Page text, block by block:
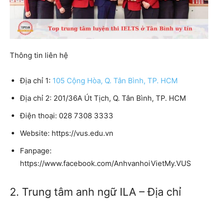
Thông tin liên hệ
Địa chỉ 1: 105 Cộng Hòa, Q. Tân Bình, TP. HCM
Địa chỉ 2: 201/36A Út Tịch, Q. Tân Bình, TP. HCM
Điện thoại: 028 7308 3333
Website: https://vus.edu.vn
Fanpage:
https://www.facebook.com/AnhvanhoiVietMy.VUS
2. Trung tâm anh ngữ ILA – Địa chỉ